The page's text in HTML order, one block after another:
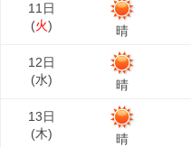
11日
(火) 晴
12日
(水) 晴
13日
(木) 晴